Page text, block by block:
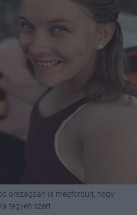
országban is megfordult, hogy
tegyen szert